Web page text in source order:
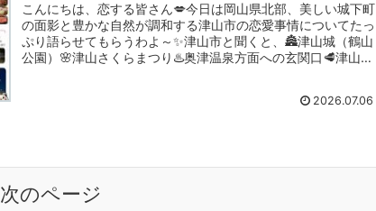
こんにちは、恋する皆さん💋今日は岡山県北部、美しい城下町
の面影と豊かな自然が調和する津山市の恋愛事情についてたっ
ぷり語らせてもらうわよ～✨津山市と聞くと、🏯津山城（鶴山
公園）🌸津山さくらまつり♨️奥津温泉方面への玄関口🥩津山ホ
2026.07.06
次のページ